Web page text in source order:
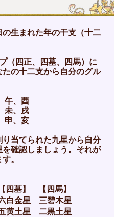
生まれた年の干支（十二
（四正、四墓、四馬）に
の十二支から自分のグル
午、酉
未、戌
申、亥
当てられた九星から自分
確認しましょう。それが
。
】 【四馬】
金星 三碧木星
土星 二黒土星